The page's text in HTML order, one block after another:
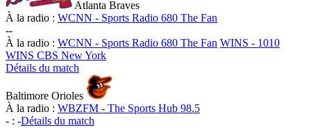
Atlanta Braves
À la radio : WCNN - Sports Radio 680 The Fan
--
À la radio : WCNN - Sports Radio 680 The Fan WINS - 1010
WINS CBS New York
Détails du match
Baltimore Orioles
À la radio : WBZFM - The Sports Hub 98.5
- : -Détails du match